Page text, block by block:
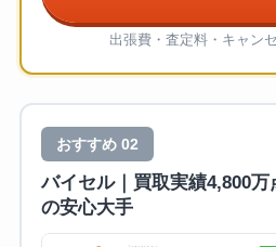
出張費・査定料・キャン
おすすめ 02
バイセル｜買取実績4,800
の安心大手